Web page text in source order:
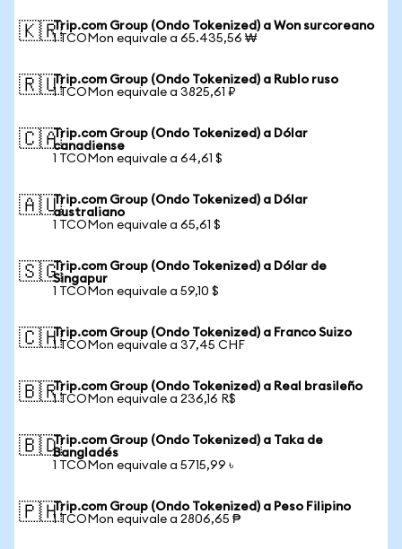
🇰🇷Trip.com Group (Ondo Tokenized) a Won surcoreano
1 TCOMon equivale a 65.435,56 ₩
🇷🇺Trip.com Group (Ondo Tokenized) a Rublo ruso
1 TCOMon equivale a 3825,61 ₽
🇨🇦Trip.com Group (Ondo Tokenized) a Dólar
canadiense
1 TCOMon equivale a 64,61 $
🇦🇺Trip.com Group (Ondo Tokenized) a Dólar
australiano
1 TCOMon equivale a 65,61 $
🇸🇬Trip.com Group (Ondo Tokenized) a Dólar de
Singapur
1 TCOMon equivale a 59,10 $
🇨🇭Trip.com Group (Ondo Tokenized) a Franco Suizo
1 TCOMon equivale a 37,45 CHF
🇧🇷Trip.com Group (Ondo Tokenized) a Real brasileño
1 TCOMon equivale a 236,16 R$
🇧🇩Trip.com Group (Ondo Tokenized) a Taka de
Bangladés
1 TCOMon equivale a 5715,99 ৳
🇵🇭Trip.com Group (Ondo Tokenized) a Peso Filipino
1 TCOMon equivale a 2806,65 ₱